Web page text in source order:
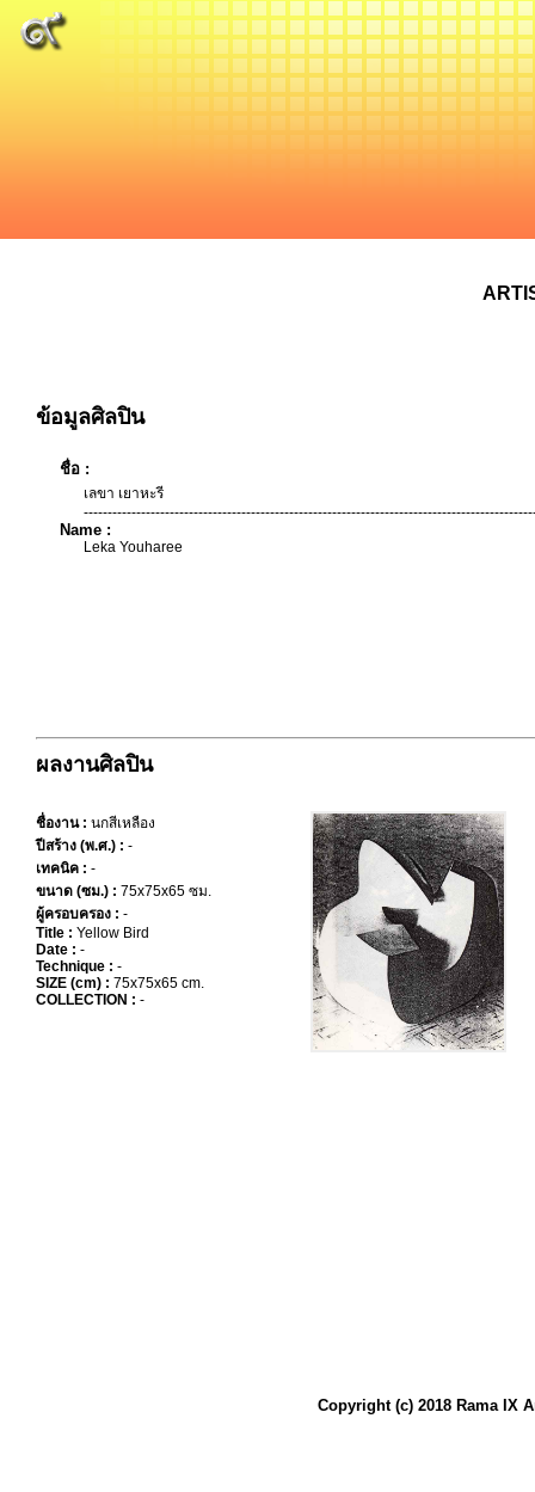
ข้อมูลศิลปิน
ชื่อ :
เลขา เยาหะรี
Name :
Leka Youharee
ผลงานศิลปิน
ชื่องาน : นกสีเหลือง
ปีสร้าง (พ.ศ.) : -
เทคนิค : -
ขนาด (ซม.) : 75x75x65 ซม.
ผู้ครอบครอง : -
Title : Yellow Bird
Date : -
Technique : -
SIZE (cm) : 75x75x65 cm.
COLLECTION : -
Copyright (c) 2018 Rama IX